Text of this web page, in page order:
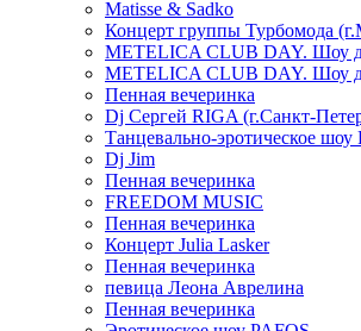
Matisse & Sadko
Концерт группы Турбомода
METELICA CLUB DAY. Шоу
METELICA CLUB DAY. Шоу
Пенная вечеринка
Dj Сергей RIGA (г.Санкт-
Танцевально-эротическое
Dj Jim
Пенная вечеринка
FREEDOM MUSIC
Пенная вечеринка
Концерт Julia Lasker
Пенная вечеринка
певица Леона Аврелина
Пенная вечеринка